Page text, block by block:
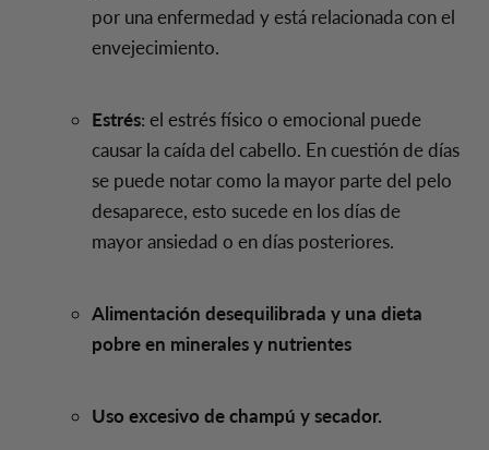
por una enfermedad y está relacionada con el
envejecimiento.
Estrés: el estrés físico o emocional puede
causar la caída del cabello. En cuestión de días
se puede notar como la mayor parte del pelo
desaparece, esto sucede en los días de
mayor ansiedad o en días posteriores.
Alimentación desequilibrada y una dieta
pobre en minerales y nutrientes
Uso excesivo de champú y secador.